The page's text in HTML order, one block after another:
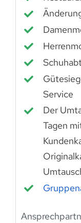
Service
Der
Tagen